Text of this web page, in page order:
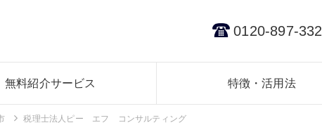
0120-897-332
無料紹介サービス 特徴・活用法
税理士法人ピー エフ コンサルティング